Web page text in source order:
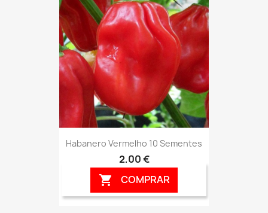
Habanero Vermelho 10 Sementes
2,00 €
 COMPRAR